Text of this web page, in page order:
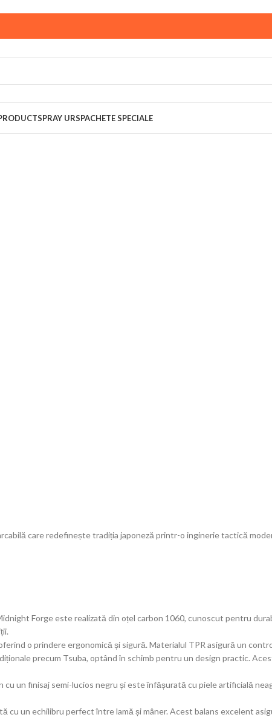
magazinul KPRO este inchis. Comenziile plasate
multumim pentru intelegere!
SPRAY URSPACHETE SPECIALE
care redefinește tradiția japoneză printr-o inginerie tactică
Forge este realizată din oțel carbon 1060, cunoscut pentru
o prindere ergonomică și sigură. Materialul TPR asigură un
precum Tsuba, optând în schimb pentru un design practic.
cu un finisaj semi-lucios negru și este înfășurată cu piele artificială
cu un echilibru perfect între lamă și mâner. Acest balans excelent